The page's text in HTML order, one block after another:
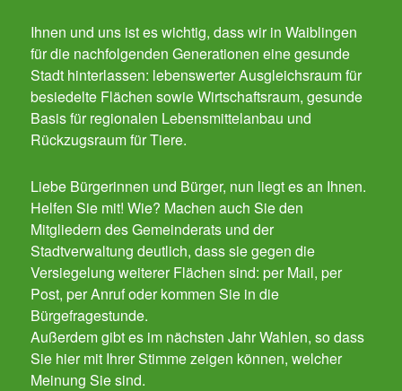
Ihnen und uns ist es wichtig, dass wir in Waiblingen
für die nachfolgenden Generationen eine gesunde
Stadt hinterlassen: lebenswerter Ausgleichsraum für
besiedelte Flächen sowie Wirtschaftsraum, gesunde
Basis für regionalen Lebensmittelanbau und
Rückzugsraum für Tiere.
Liebe Bürgerinnen und Bürger, nun liegt es an Ihnen.
Helfen Sie mit! Wie? Machen auch Sie den
Mitgliedern des Gemeinderats und der
Stadtverwaltung deutlich, dass sie gegen die
Versiegelung weiterer Flächen sind: per Mail, per
Post, per Anruf oder kommen Sie in die
Bürgefragestunde.
Außerdem gibt es im nächsten Jahr Wahlen, so dass
Sie hier mit Ihrer Stimme zeigen können, welcher
Meinung Sie sind.